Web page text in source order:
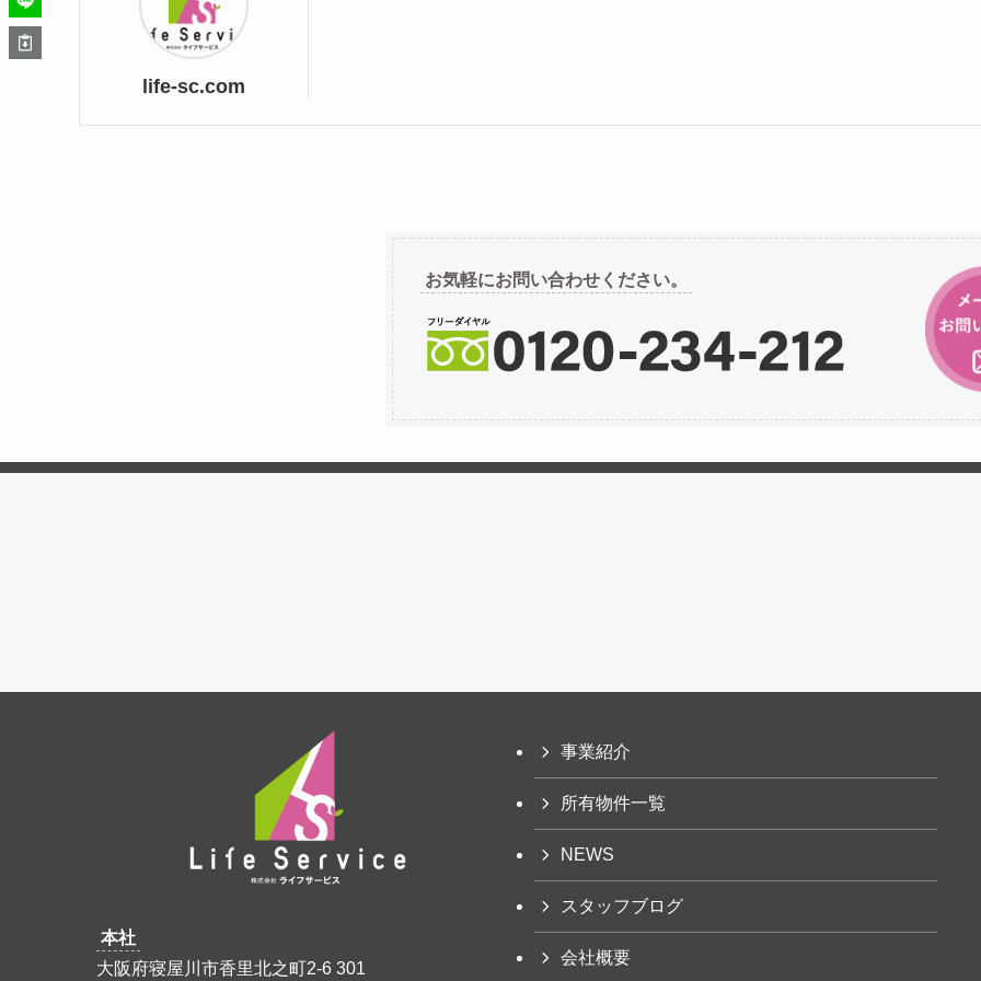
life-sc.com
お気軽にお問い合わせください。
本社
大阪府寝屋川市香里北之町2-6 301
事業紹介
所有物件一覧
NEWS
スタッフブログ
会社概要